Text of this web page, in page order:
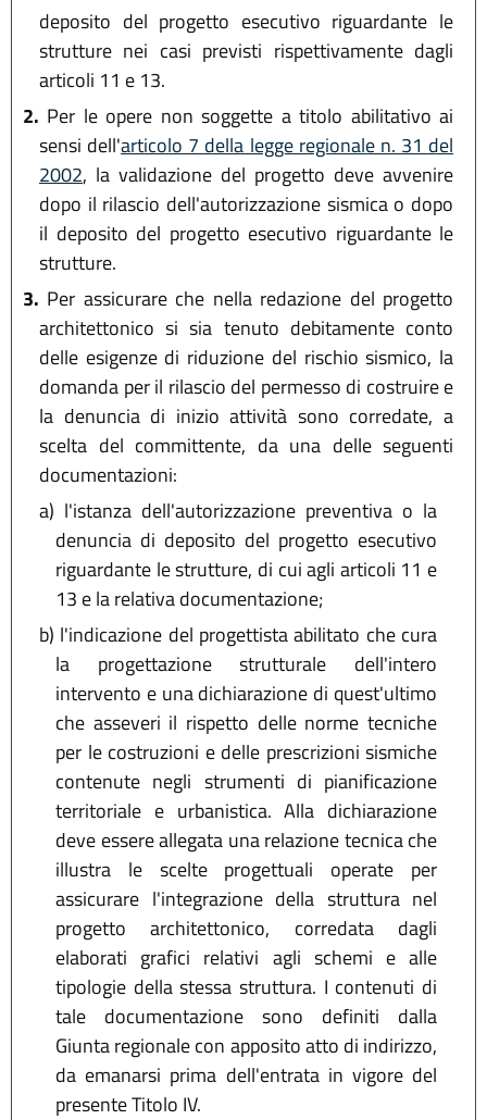
deposito del progetto esecutivo riguardante le
strutture nei casi previsti rispettivamente dagli
articoli 11 e 13.
2. Per le opere non soggette a titolo abilitativo ai
sensi dell'articolo 7 della legge regionale n. 31 del
2002, la validazione del progetto deve avvenire
dopo il rilascio dell'autorizzazione sismica o dopo
il deposito del progetto esecutivo riguardante le
strutture.
3. Per assicurare che nella redazione del progetto
architettonico si sia tenuto debitamente conto
delle esigenze di riduzione del rischio sismico, la
domanda per il rilascio del permesso di costruire e
la denuncia di inizio attività sono corredate, a
scelta del committente, da una delle seguenti
documentazioni:
a) l'istanza dell'autorizzazione preventiva o la
denuncia di deposito del progetto esecutivo
riguardante le strutture, di cui agli articoli 11 e
13 e la relativa documentazione;
b) l'indicazione del progettista abilitato che cura
la progettazione strutturale dell'intero
intervento e una dichiarazione di quest'ultimo
che asseveri il rispetto delle norme tecniche
per le costruzioni e delle prescrizioni sismiche
contenute negli strumenti di pianificazione
territoriale e urbanistica. Alla dichiarazione
deve essere allegata una relazione tecnica che
illustra le scelte progettuali operate per
assicurare l'integrazione della struttura nel
progetto architettonico, corredata dagli
elaborati grafici relativi agli schemi e alle
tipologie della stessa struttura. I contenuti di
tale documentazione sono definiti dalla
Giunta regionale con apposito atto di indirizzo,
da emanarsi prima dell'entrata in vigore del
presente Titolo IV.